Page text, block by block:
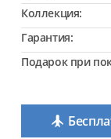
Коллекция:
Гарантия:
Подарок при